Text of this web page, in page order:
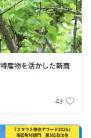
産物を活かした新商
43